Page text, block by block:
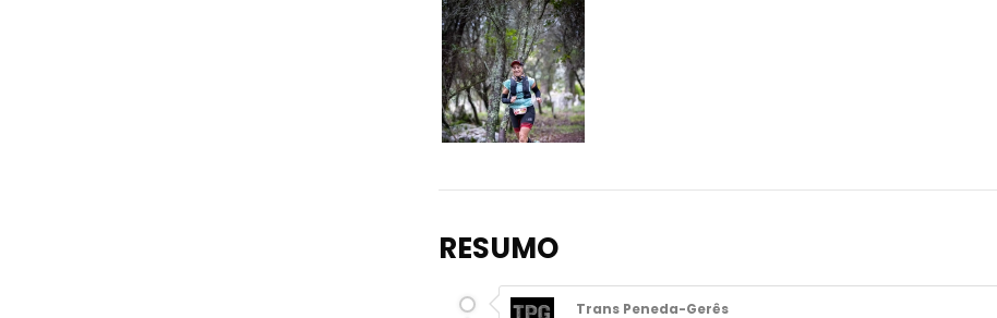
RESUMO
Trans Peneda-Gerês